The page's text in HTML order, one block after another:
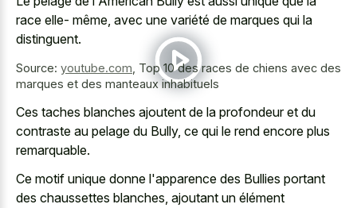
race elle- même, avec une variété de marques qui la
distinguent.
Source: youtube.com Top 10 des races de chiens avec des
marques et des manteaux inhabituels
Ces taches blanches ajoutent de la profondeur et du
contraste au pelage du Bully, ce qui le rend encore plus
remarquable.
Ce motif unique donne l'apparence des Bullies portant
des chaussettes blanches, ajoutant un élément